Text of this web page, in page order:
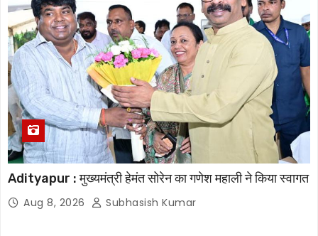
Adityapur : मुख्यमंत्री हेमंत सोरेन का गणेश महाली ने किया स्वागत
Aug 8, 2026 Subhasish Kumar